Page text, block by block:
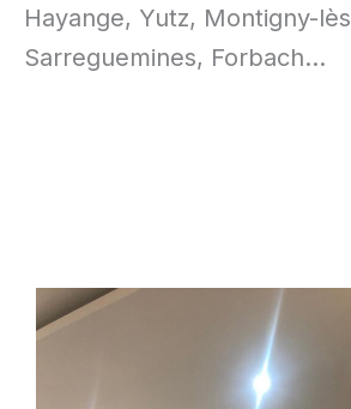
Hayange, Yutz, Montigny-
Sarreguemines, Forbach…